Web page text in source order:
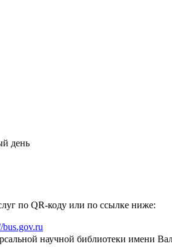
день
по QR-коду или по ссылке ниже:
bus.gov.ru
научной библиотеки имени